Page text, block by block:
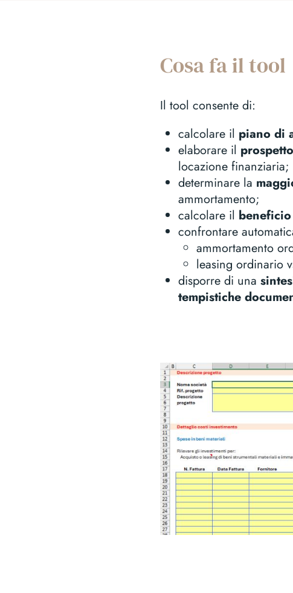
Cosa fa il tool
Il tool consente di:
calcolare il piano di
elaborare il
locazione finanziaria;
determinare la
ammortamento;
calcolare il
confrontare
ammortamento
leasing ordinario
disporre di una
tempistiche